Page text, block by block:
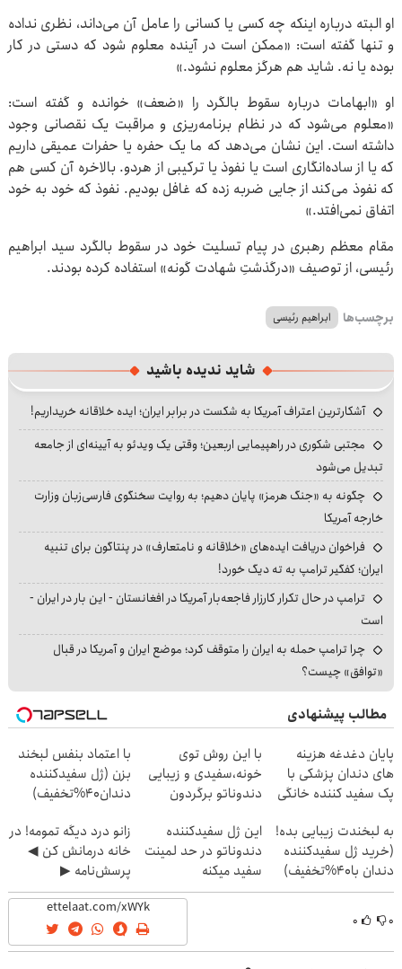
او البته درباره اینکه چه کسی یا کسانی را عامل آن می‌داند، نظری نداده
و تنها گفته است: «ممکن است در آینده معلوم شود که دستی در کار
بوده یا نه. شاید هم هرگز معلوم نشود.»
او «ابهامات درباره سقوط بالگرد را «ضعف» خوانده و گفته است:
«معلوم می‌شود که در نظام برنامه‌ریزی و مراقبت یک نقصانی وجود
داشته است. این نشان می‌دهد که ما یک حفره یا حفرات عمیقی داریم
که یا از ساده‌انگاری است یا نفوذ یا ترکیبی از هردو. بالاخره آن کسی هم
که نفوذ می‌کند از جایی ضربه زده که غافل بودیم. نفوذ که خود به خود
اتفاق نمی‌افتد.»
مقام معظم رهبری در پیام تسلیت خود در سقوط بالگرد سید ابراهیم
رئیسی، از توصیف «درگذشتِ شهادت گونه» استفاده کرده بودند.
برچسب‌ها ابراهیم رئیسی
شاید ندیده باشید
آشکارترین اعتراف آمریکا به شکست در برابر ایران؛ ایده خلاقانه خریداریم!
مجتبی شکوری در راهپیمایی اربعین؛ وقتی یک ویدئو به آیینه‌ای از جامعه
تبدیل می‌شود
چگونه به «جنگ هرمز» پایان دهیم؛ به روایت سخنگوی فارسی‌زبان وزارت
خارجه آمریکا
فراخوان دریافت ایده‌های «خلاقانه و نامتعارف» در پنتاگون برای تنبیه
ایران؛ کفگیر ترامپ به ته دیگ خورد!
ترامپ در حال تکرار کارزار فاجعه‌بار آمریکا در افغانستان - این بار در ایران -
است
چرا ترامپ حمله به ایران را متوقف کرد؛ موضع ایران و آمریکا در قبال
«توافق» چیست؟
مطالب پیشنهادی
پایان دغدغه هزینه
های دندان پزشکی با
پک سفید کننده خانگی
با این روش توی
خونه،سفیدی و زیبایی
دندوناتو برگردون
با اعتماد بنفس لبخند
بزن (ژل سفیدکننده
دندان40%تخفیف)
به لبخندت زیبایی بده!
(خرید ژل سفیدکننده
دندان با40%تخفیف)
این ژل سفیدکننده
دندوناتو در حد لمینت
سفید میکنه
(40%تخفیف)
زانو درد دیگه تمومه! در
خانه درمانش کن ◀
پرسش‌نامه ▶
۰ ۰